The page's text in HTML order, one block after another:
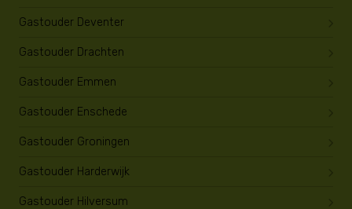
Gastouder Deventer
Gastouder Drachten
Gastouder Emmen
Gastouder Enschede
Gastouder Groningen
Gastouder Harderwijk
Gastouder Hilversum